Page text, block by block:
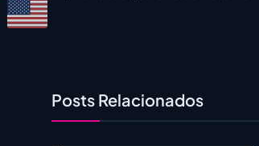
Posts Relacionados